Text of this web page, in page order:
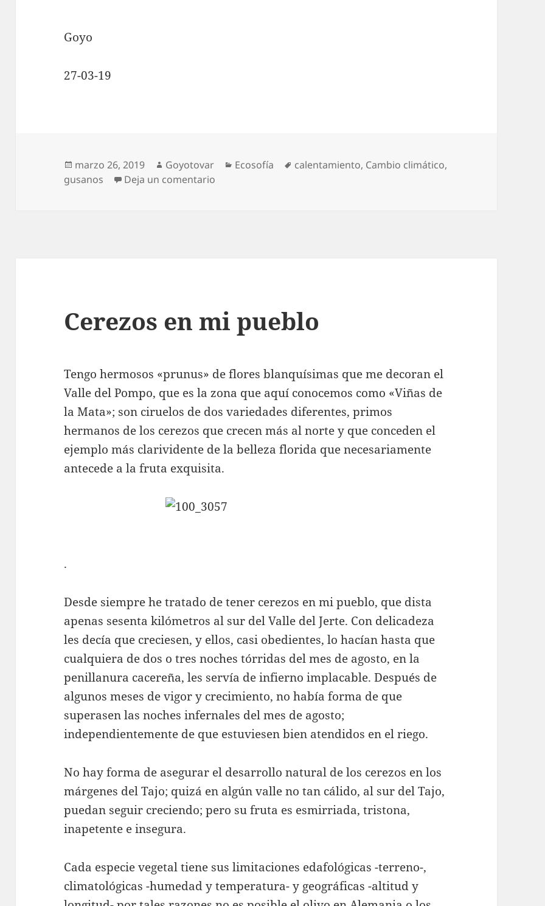
Goyo
27-03-19
Publicado
el
marzo 26, 2019 Autor
Goyotovar Categorías
Ecosofía Etiquetas
calentamiento, Cambio climático,
gusanos
Deja un comentario
Cerezos en mi pueblo
Tengo hermosos «prunus» de flores blanquísimas que me decoran el
Valle del Pompo, que es la zona que aquí conocemos como «Viñas de
la Mata»; son ciruelos de dos variedades diferentes, primos
hermanos de los cerezos que crecen más al norte y que conceden el
ejemplo más clarividente de la belleza florida que necesariamente
antecede a la fruta exquisita.
.
Desde siempre he tratado de tener cerezos en mi pueblo, que dista
apenas sesenta kilómetros al sur del Valle del Jerte. Con delicadeza
les decía que creciesen, y ellos, casi obedientes, lo hacían hasta que
cualquiera de dos o tres noches tórridas del mes de agosto, en la
penillanura cacereña, les servía de infierno implacable. Después de
algunos meses de vigor y crecimiento, no había forma de que
superasen las noches infernales del mes de agosto;
independientemente de que estuviesen bien atendidos en el riego.
No hay forma de asegurar el desarrollo natural de los cerezos en los
márgenes del Tajo; quizá en algún valle no tan cálido, al sur del Tajo,
puedan seguir creciendo; pero su fruta es esmirriada, tristona,
inapetente e insegura.
Cada especie vegetal tiene sus limitaciones edafológicas -terreno-,
climatológicas -humedad y temperatura- y geográficas -altitud y